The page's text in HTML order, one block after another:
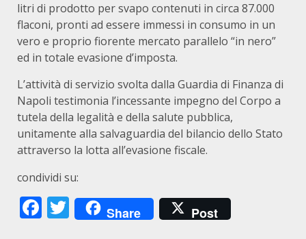
litri di prodotto per svapo contenuti in circa 87.000
flaconi, pronti ad essere immessi in consumo in un
vero e proprio fiorente mercato parallelo “in nero”
ed in totale evasione d’imposta.
L’attività di servizio svolta dalla Guardia di Finanza di
Napoli testimonia l’incessante impegno del Corpo a
tutela della legalità e della salute pubblica,
unitamente alla salvaguardia del bilancio dello Stato
attraverso la lotta all’evasione fiscale.
condividi su:
Facebook
Twitter
Share Post